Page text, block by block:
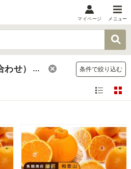
メニュー
で絞り込み
マイページ
せ） 」 のお礼の品 条件で絞り込む